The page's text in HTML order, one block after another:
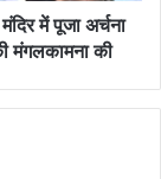
में पूजा अर्चना
मंगलकामना की